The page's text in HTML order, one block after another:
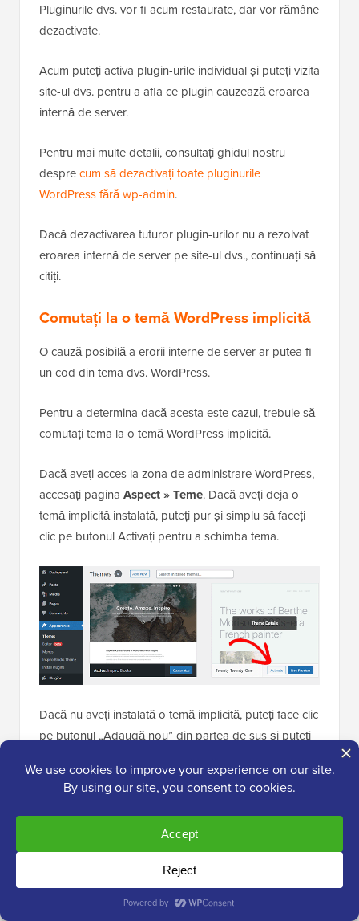
Pluginurile dvs. vor fi acum restaurate, dar vor rămâne
dezactivate.
Acum puteți activa plugin-urile individual și puteți vizita
site-ul dvs. pentru a afla ce plugin cauzează eroarea
internă de server.
Pentru mai multe detalii, consultați ghidul nostru
desprecum să dezactivați toate pluginurile
WordPress fără wp-admin.
Dacă dezactivarea tuturor plugin-urilor nu a rezolvat
eroarea internă de server pe site-ul dvs., continuați să
citiți.
Comutați la o temă WordPress implicită
O cauză posibilă a erorii interne de server ar putea fi
un cod din tema dvs. WordPress.
Pentru a determina dacă acesta este cazul, trebuie să
comutați tema la o temă WordPress implicită.
Dacă aveți acces la zona de administrare WordPress,
accesați pagina Aspect » Teme. Dacă aveți deja o
temă implicită instalată, puteți pur și simplu să faceți
clic pe butonul Activați pentru a schimba tema.
Dacă nu aveți instalată o temă implicită, puteți face clic
pe butonul „Adaugă nou” din partea de sus și puteți
Twenty-Four și așa mai departe).
Dacă nu aveți acces la zona de administrare
WordPress, puteți comuta în continuare la o temă
Pur și simplu conectați-vă la site-ul dvs. WordPress